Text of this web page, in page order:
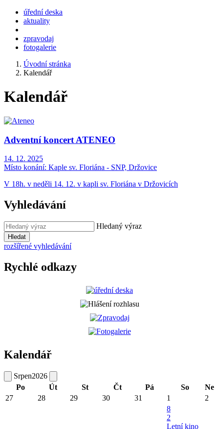
úřední deska
aktuality
zpravodaj
fotogalerie
Úvodní stránka
Kalendář
Kalendář
Adventní koncert ATENEO
14. 12. 2025
Místo konání: Kaple sv. Floriána - SNP, Držovice
V 18h. v neděli 14. 12. v kapli sv. Floriána v Držovicích
Vyhledávání
Hledaný výraz
Hledat
rozšířené vyhledávání
Rychlé odkazy
Kalendář
Srpen2026
Po
Út St Čt Pá So
Ne
27
28 29 30 31 1
2
8
2
Letní kino